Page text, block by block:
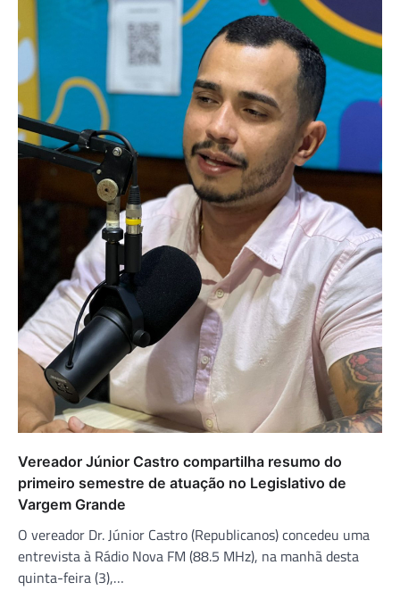
Vereador Júnior Castro compartilha resumo do
primeiro semestre de atuação no Legislativo de
Vargem Grande
O vereador Dr. Júnior Castro (Republicanos) concedeu uma
entrevista à Rádio Nova FM (88.5 MHz), na manhã desta
quinta-feira (3),…